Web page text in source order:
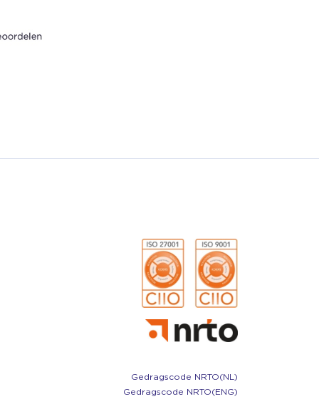
Gedragscode NRTO (NL)
Gedragscode NRTO (ENG)